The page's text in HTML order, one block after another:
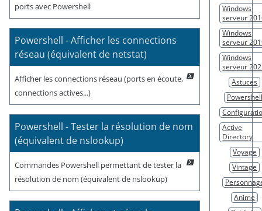
ports avec Powershell
Powershell - Afficher les connections
réseau (équivalent de netstat)
Afficher les connections réseau (ports en écoute,
connections actives...)
Powershell - Tester la résolution de nom
(équivalent de nslookup)
Commandes Powershell permettant de tester la
résolution de nom (équivalent de nslookup)
Windows
serveur
Windows
serveur
Windows
serveur
Astuces
Powershell
Active
Directory
Voyage
Vintage
Anime